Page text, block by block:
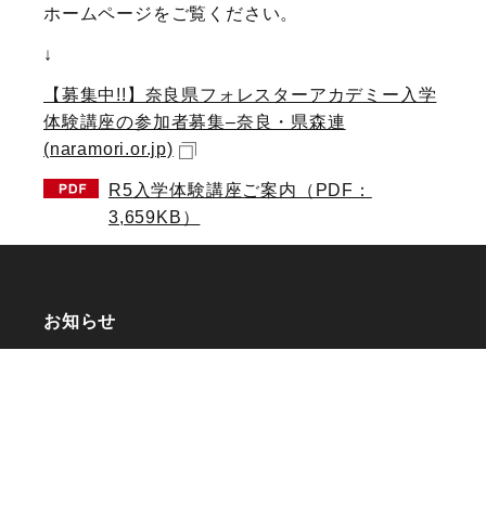
ホームページをご覧ください。
↓
【募集中!!】奈良県フォレスターアカデミー入学
体験講座の参加者募集–奈良・県森連
(naramori.or.jp)
R5入学体験講座ご案内（PDF：
3,659KB）
お知らせ